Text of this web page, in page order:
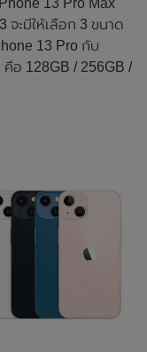
13 Pro Max
จะมีให้เลือก 3 ขนาด
13 Pro กับ
คือ 128GB / 256GB /